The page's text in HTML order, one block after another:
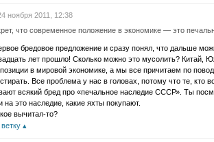
ноября 2011, 12:38
что современное положение в экономике — это
бредовое предложение и сразу понял, что дальше
лет прошло! Сколько можно это мусолить? Китай,
в мировой экономике, а мы все причитаем по
Все проблема у нас в головах, потому что те, кто
всякий бред про «печальное наследие СССР». Ты
на это наследие, какие яхты покупают.
вычитал-то?